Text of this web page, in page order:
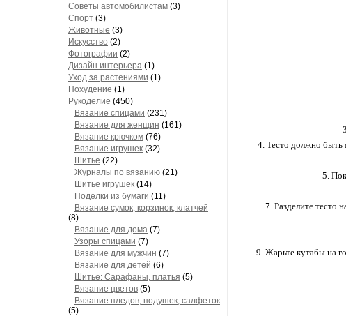
Советы автомобилистам (3)
Спорт (3)
Животные (3)
Искусство (2)
Фотографии (2)
Дизайн интерьера (1)
Уход за растениями (1)
Похудение (1)
Рукоделие (450)
Вязание спицами (231)
Вязание для женщин (161)
Вязание крючком (76)
Вязание игрушек (32)
Шитье (22)
Журналы по вязанию (21)
Шитье игрушек (14)
Поделки из бумаги (11)
Вязание сумок, корзинок, клатчей
(8)
Вязание для дома (7)
Узоры спицами (7)
Вязание для мужчин (7)
Вязание для детей (6)
Шитье: Сарафаны, платья (5)
Вязание цветов (5)
Вязание пледов, подушек, салфеток
(5)
4. Тесто должно быть
5.
7. Разделите тесто
9. Жарьте кутабы на